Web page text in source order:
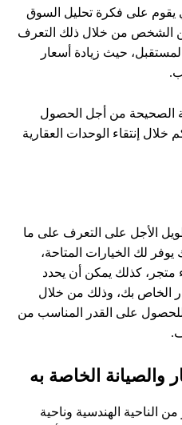
يقوم على فكرة تحليل السوق
الشخص من خلال ذلك التعرف
حيث زيادة أسعار
الصحيحة من أجل الحصول
إنتقاء الوحدات العقارية
الأجل على التعرف على ما
لك الخيارات المتاحة،
كذلك يمكن أن يحدد
الخاص بك، وذلك من خلال
على القدر المناسب من
والصيانة الخاصة به
الناحية الهندسية وناحية